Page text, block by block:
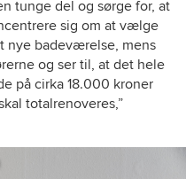
tunge del og sørge for, at
sig om at vælge
nye badeværelse, mens
og ser til, at det hele
på cirka 18.000 kroner
totalrenoveres,”